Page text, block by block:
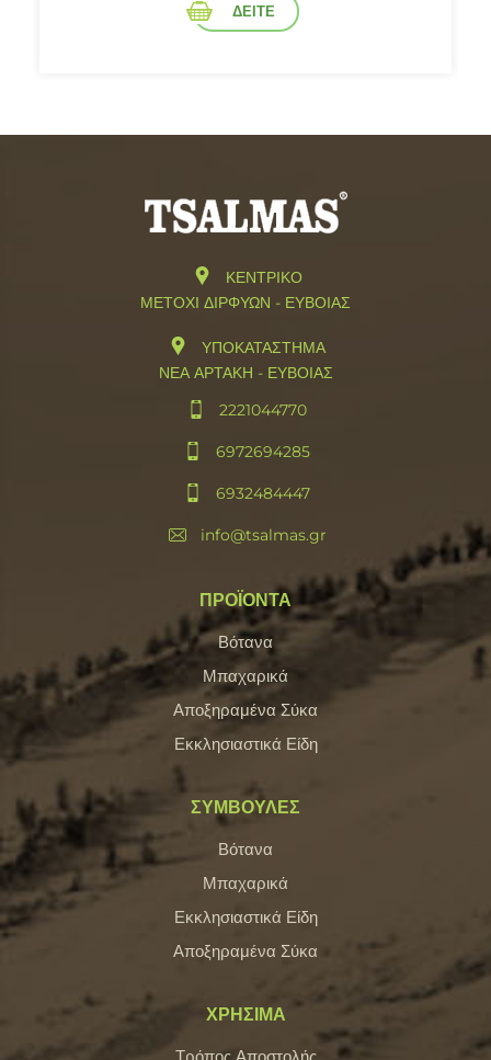
ΔΕΙΤΕ
ΚΕΝΤΡΙΚΟ
ΜΕΤΟΧΙ ΔΙΡΦΥΩΝ - ΕΥΒΟΙΑΣ
ΥΠΟΚΑΤΑΣΤΗΜΑ
ΝΕΑ ΑΡΤΑΚΗ - ΕΥΒΟΙΑΣ
2221044770
6972694285
6932484447
info@tsalmas.gr
ΠΡΟΪΟΝΤΑ
Βότανα
Μπαχαρικά
Αποξηραμένα Σύκα
Εκκλησιαστικά Είδη
ΣΥΜΒΟΥΛΕΣ
Βότανα
Μπαχαρικά
Εκκλησιαστικά Είδη
Αποξηραμένα Σύκα
ΧΡΗΣΙΜΑ
Τρόπος Αποστολής